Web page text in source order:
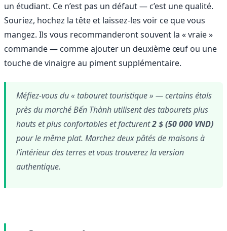
un étudiant. Ce n’est pas un défaut — c’est une qualité.
Souriez, hochez la tête et laissez-les voir ce que vous
mangez. Ils vous recommanderont souvent la « vraie »
commande — comme ajouter un deuxième œuf ou une
touche de vinaigre au piment supplémentaire.
Méfiez-vous du « tabouret touristique » — certains étals
près du marché Bến Thành utilisent des tabourets plus
hauts et plus confortables et facturent2 $ (50 000 VND)
pour le même plat. Marchez deux pâtés de maisons à
l’intérieur des terres et vous trouverez la version
authentique.